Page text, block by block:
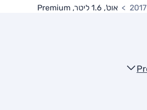
2017
אוט', 1.6 ליטר, Premium